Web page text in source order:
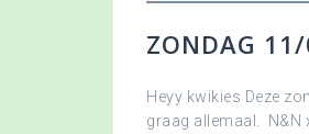
ZONDAG 11/
Heyy kwikies Deze
graag allemaal. N&N